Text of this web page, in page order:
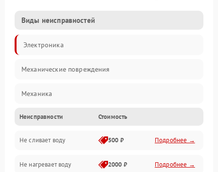
Виды неисправностей
Электроника
Механические повреждения
Механика
Управление
Электропитание
Датчики
Неисправности Стоимость
Не сливает воду 500 ₽ Подробнее →
Не нагревает воду 2000 ₽ Подробнее →